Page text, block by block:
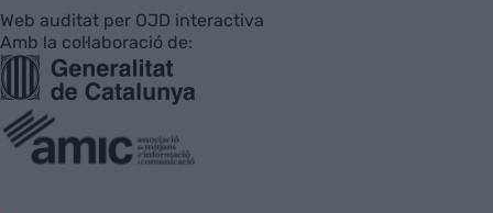
Web auditat per OJD interactiva
Amb la col·laboració de: